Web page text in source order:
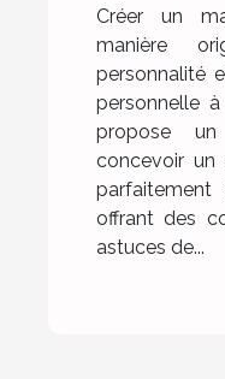
Créer un
manière
personnalité
personnelle
propose
concevoir un
offrant des
astuces de...